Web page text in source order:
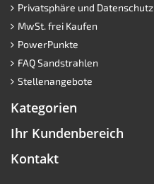
Privatsphäre und Datenschutz
MwSt. frei Kaufen
PowerPunkte
FAQ Sandstrahlen
Stellenangebote
Kategorien
Ihr Kundenbereich
Kontakt